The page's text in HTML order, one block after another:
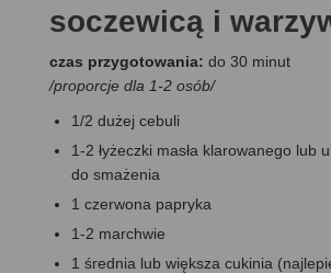
soczewicą i
czas przygotowania: do 30 minut
/proporcje dla 1-2 osób/
1/2 dużej cebuli
1-2 łyżeczki masła klarowanego lub
do smażenia
1 czerwona papryka
1-2 marchwie
1 średnia lub większa cukinia